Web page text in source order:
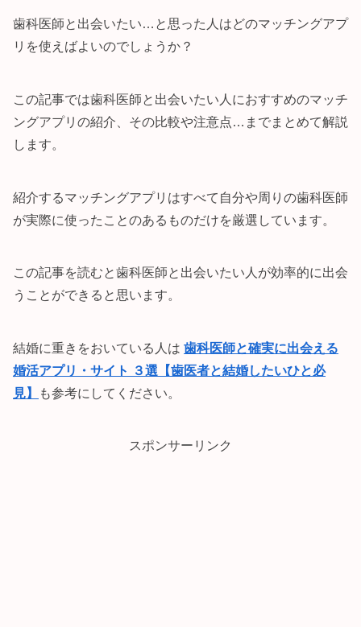
歯科医師と出会いたい…と思った人はどのマッチングアプ
リを使えばよいのでしょうか？
この記事では歯科医師と出会いたい人におすすめのマッチ
ングアプリの紹介、その比較や注意点…までまとめて解説
します。
紹介するマッチングアプリはすべて自分や周りの歯科医師
が実際に使ったことのあるものだけを厳選しています。
この記事を読むと歯科医師と出会いたい人が効率的に出会
うことができると思います。
結婚に重きをおいている人は 歯科医師と確実に出会える
婚活アプリ・サイト ３選【歯医者と結婚したいひと必
見】
も参考にしてください。
スポンサーリンク